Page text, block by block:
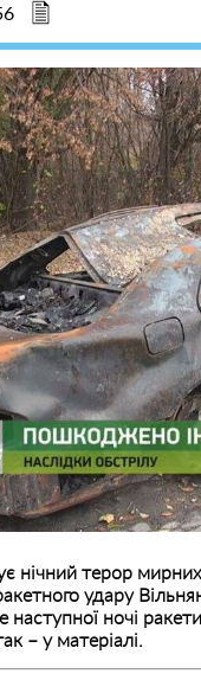
нічний терор
удару
наступної ночі
– у матеріалі.